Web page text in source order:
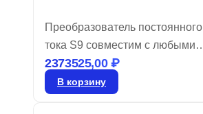
Преобразователь постоянного
тока S9 совместим с любыми
устройствами CPAP, а также с
двухуровневыми моделями на
2373525,00₽
В корзину